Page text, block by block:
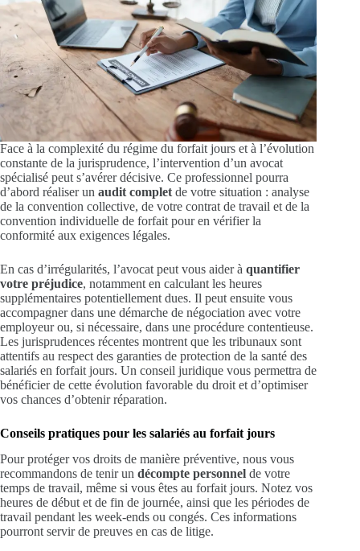
Face à la complexité du régime du forfait jours et à l’évolution
constante de la jurisprudence, l’intervention d’un avocat
spécialisé peut s’avérer décisive. Ce professionnel pourra
d’abord réaliser un audit complet de votre situation : analyse
de la convention collective, de votre contrat de travail et de la
convention individuelle de forfait pour en vérifier la
conformité aux exigences légales.
En cas d’irrégularités, l’avocat peut vous aider à quantifier
votre préjudice, notamment en calculant les heures
supplémentaires potentiellement dues. Il peut ensuite vous
accompagner dans une démarche de négociation avec votre
employeur ou, si nécessaire, dans une procédure contentieuse.
Les jurisprudences récentes montrent que les tribunaux sont
attentifs au respect des garanties de protection de la santé des
salariés en forfait jours. Un conseil juridique vous permettra de
bénéficier de cette évolution favorable du droit et d’optimiser
vos chances d’obtenir réparation.
Conseils pratiques pour les salariés au forfait jours
Pour protéger vos droits de manière préventive, nous vous
recommandons de tenir un décompte personnel de votre
temps de travail, même si vous êtes au forfait jours. Notez vos
heures de début et de fin de journée, ainsi que les périodes de
travail pendant les week-ends ou congés. Ces informations
pourront servir de preuves en cas de litige.